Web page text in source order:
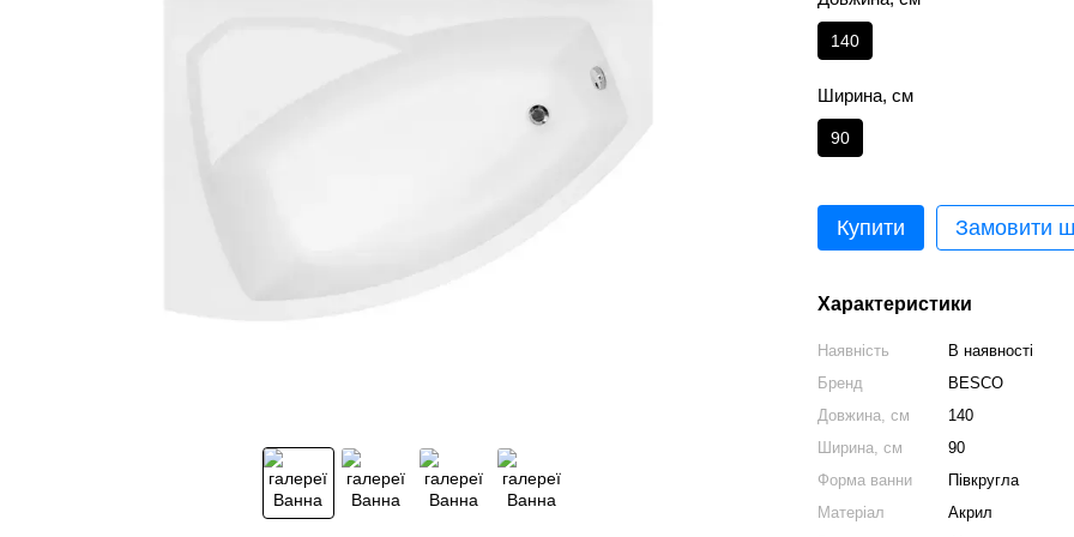
140
Ширина, см
90
Купити Замовити
Характеристики
Наявність
В наявності
Бренд
BESCO
Довжина, см
140
Ширина, см
90
Форма ванни
Півкругла
Матеріал
Акрил